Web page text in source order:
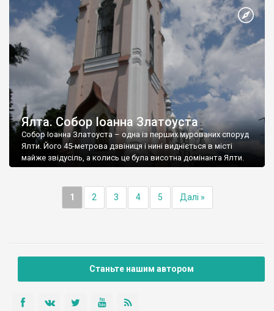
Ялта. Собор Іоанна Златоуста
Собор Іоанна Златоуста – одна із перших мурованих споруд
Ялти. Його 45-метрова дзвіниця і нині видніється в місті
майже звідусіль, а колись це була висотна домінанта Ялти.
1 2 3 4 5 Далі »
Станьте нашим автором